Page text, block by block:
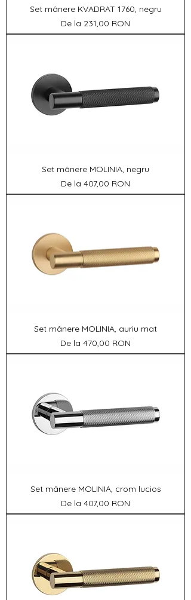
Set mânere KVADRAT 1760, negru
De la 231,00 RON
Preț redus
Set mânere MOLINIA, negru
De la 407,00 RON
Preț redus
Set mânere MOLINIA, auriu mat
De la 470,00 RON
Preț redus
Set mânere MOLINIA, crom lucios
De la 407,00 RON
Preț redus